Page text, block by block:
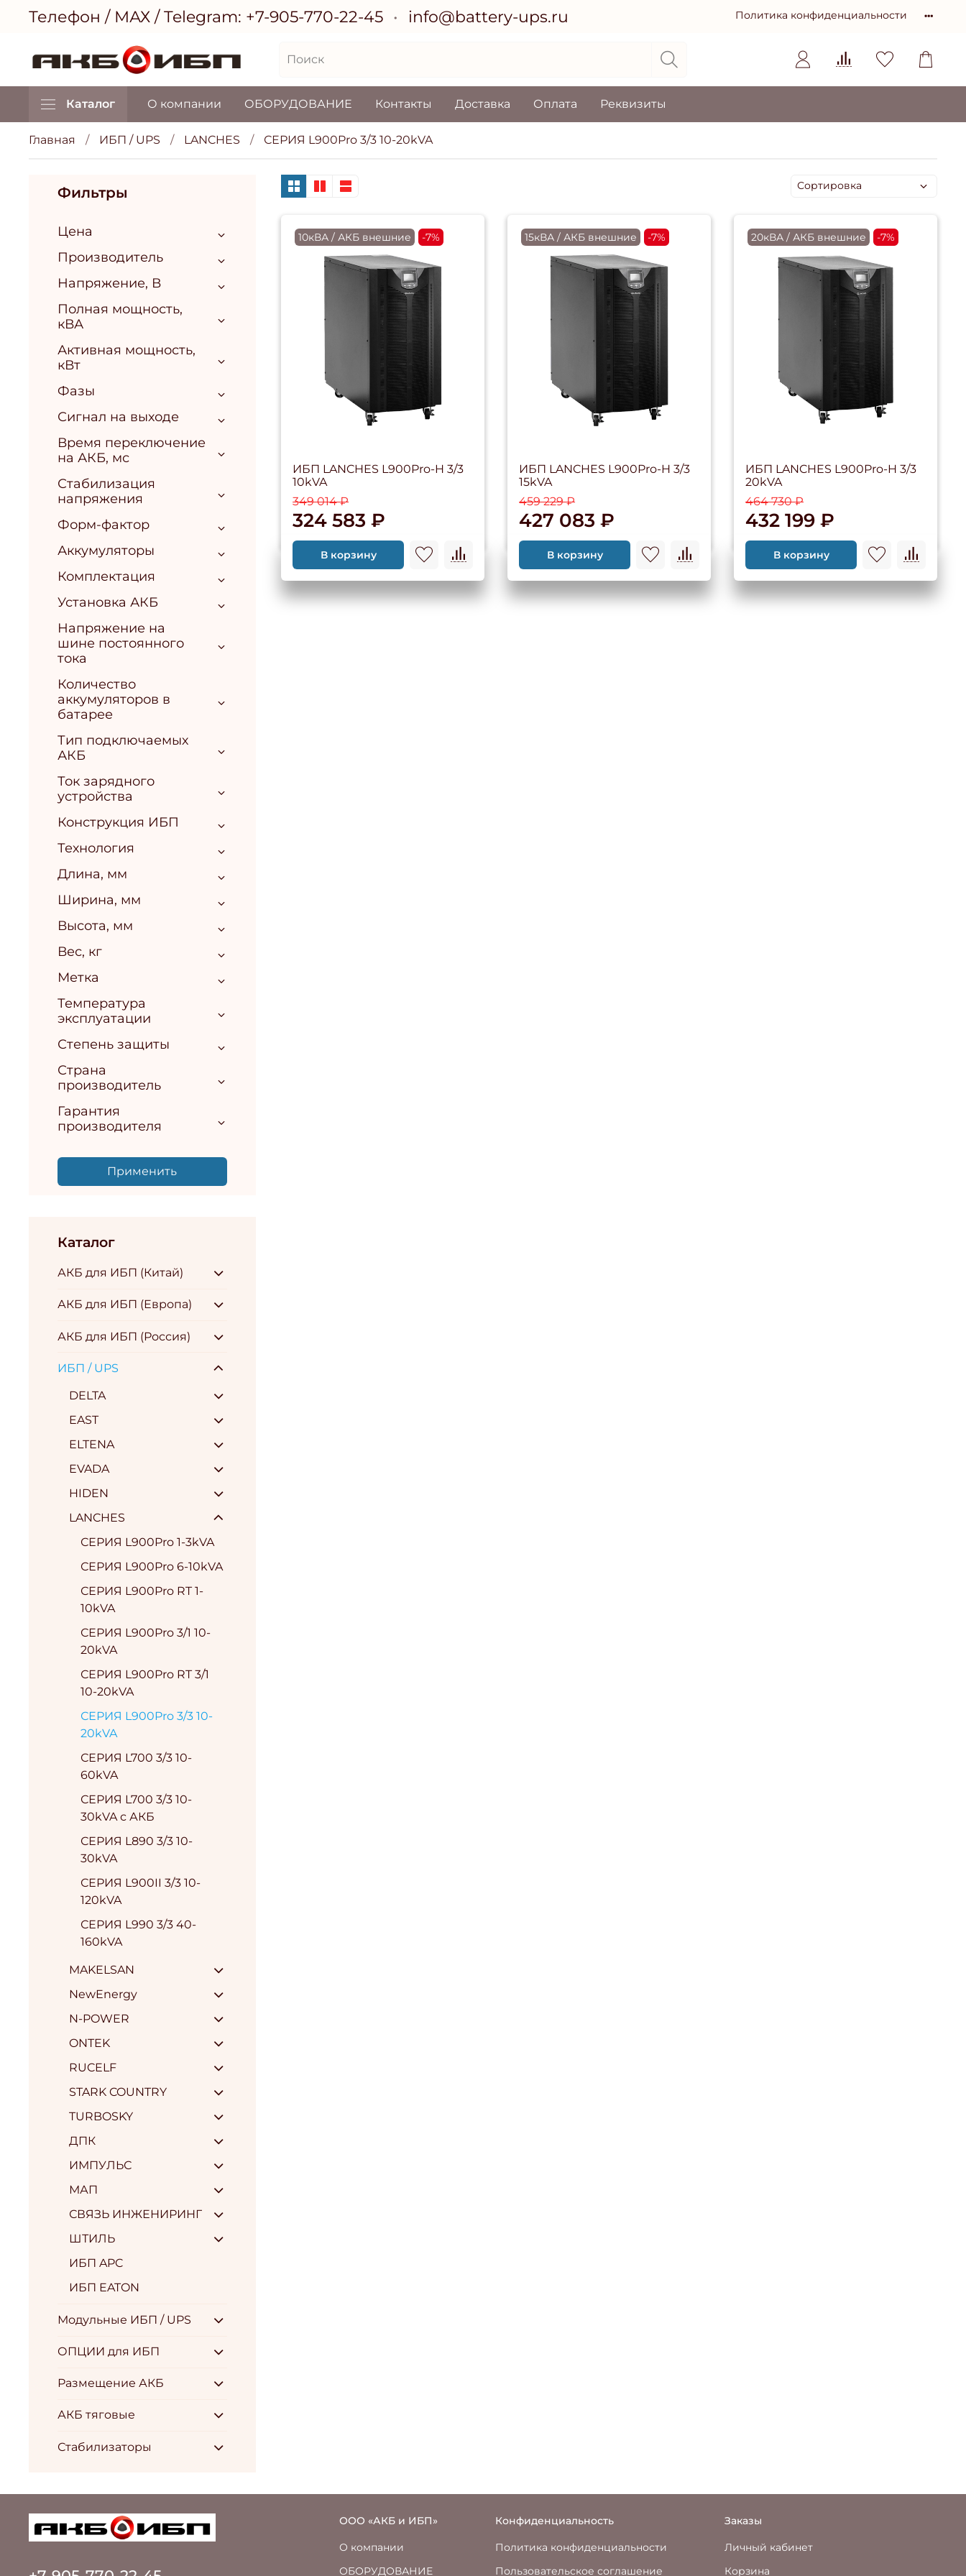
Политика конфиденциальности
Телефон / МАХ / Telegram: +7-905-770-22-45 info@battery-ups.ru
Каталог О компании ОБОРУДОВАНИЕ Контакты Доставка Оплата Реквизиты
Главная ИБП / UPS LANCHES СЕРИЯ L900Pro 3/3 10-20kVA
10кВА / АКБ внешние -7%
ИБП LANCHES L900Pro-H 3/3
10kVA
349 014 ₽
324 583 ₽
В корзину
15кВА / АКБ внешние -7%
ИБП LANCHES L900Pro-H 3/3
15kVA
459 229 ₽
427 083 ₽
В корзину
20кВА / АКБ внешние -7%
ИБП LANCHES L900Pro-H 3/3
20kVA
464 730 ₽
432 199 ₽
В корзину
Фильтры
Цена
Производитель
Напряжение, В
Полная мощность,
кВА
Активная мощность,
кВт
Фазы
Сигнал на выходе
Время переключение
на АКБ, мс
Стабилизация
напряжения
Форм-фактор
Аккумуляторы
Комплектация
Установка АКБ
Напряжение на
шине постоянного
тока
Количество
аккумуляторов в
батарее
Тип подключаемых
АКБ
Ток зарядного
устройства
Конструкция ИБП
Технология
Длина, мм
Ширина, мм
Высота, мм
Вес, кг
Метка
Температура
эксплуатации
Степень защиты
Страна
производитель
Гарантия
производителя
Применить
Каталог
АКБ для ИБП (Китай)
АКБ для ИБП (Европа)
АКБ для ИБП (Россия)
ИБП / UPS
DELTA
EAST
ELTENA
EVADA
HIDEN
LANCHES
СЕРИЯ L900Pro 1-3kVA
СЕРИЯ L900Pro 6-10kVA
СЕРИЯ L900Pro RT 1-
10kVA
СЕРИЯ L900Pro 3/1 10-
20kVA
СЕРИЯ L900Pro RT 3/1
10-20kVA
СЕРИЯ L900Pro 3/3 10-
20kVA
СЕРИЯ L700 3/3 10-
60kVA
СЕРИЯ L700 3/3 10-
30kVA с АКБ
СЕРИЯ L890 3/3 10-
30kVA
СЕРИЯ L900II 3/3 10-
120kVA
СЕРИЯ L990 3/3 40-
160kVA
MAKELSAN
NewEnergy
N-POWER
ONTEK
RUCELF
STARK COUNTRY
TURBOSKY
ДПК
ИМПУЛЬС
МАП
СВЯЗЬ ИНЖЕНИРИНГ
ШТИЛЬ
ИБП APC
ИБП EATON
Модульные ИБП / UPS
ОПЦИИ для ИБП
Размещение АКБ
АКБ тяговые
Стабилизаторы
ООО «АКБ и ИБП»
О компании
ОБОРУДОВАНИЕ
Конфиденциальность
Политика конфиденциальности
Пользовательское соглашение
Заказы
Личный кабинет
Корзина